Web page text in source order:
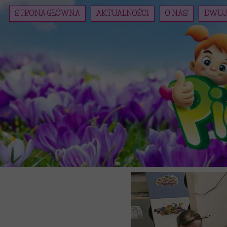
STRONA GŁÓWNA AKTUALNOŚCI O NAS